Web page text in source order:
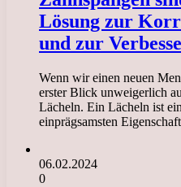
Lösung zur
und zur
Wenn wir einen neuen
erster Blick unweigerlich
Lächeln. Ein Lächeln ist
einprägsamsten
06.02.2024
0